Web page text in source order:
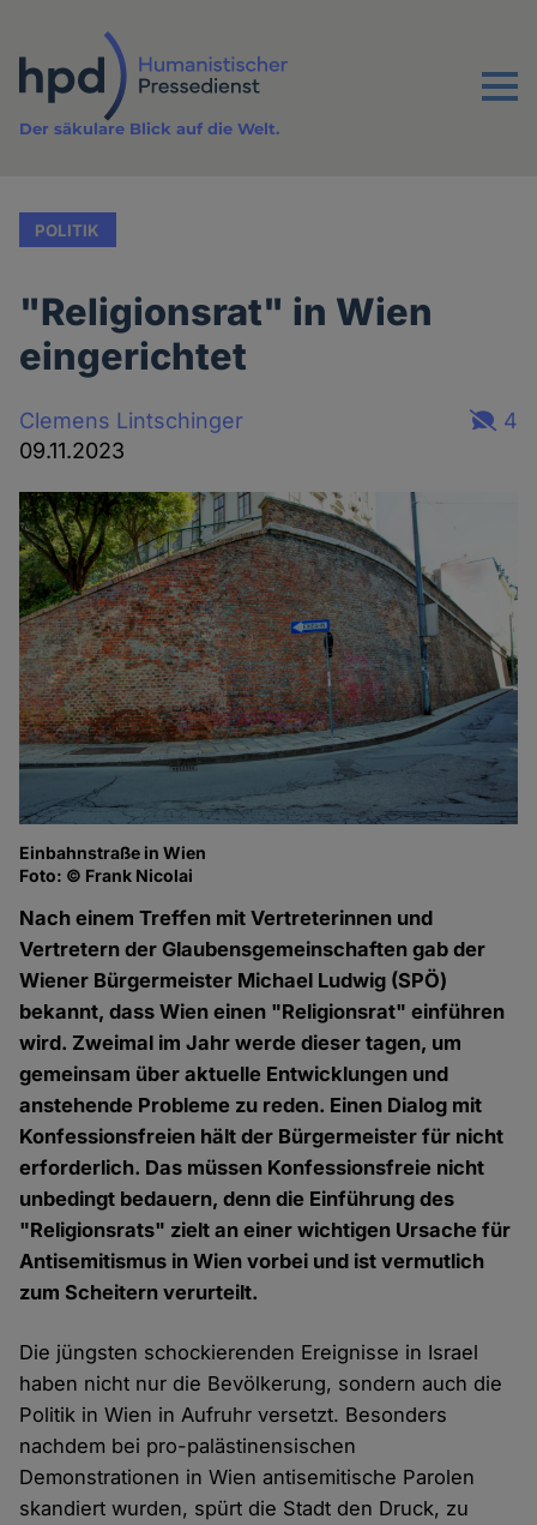
Inhalt
Menu
Der säkulare Blick auf die Welt.
POLITIK
"Religionsrat" in Wien
eingerichtet
Clemens Lintschinger
09.11.2023
4
Einbahnstraße in Wien
Foto: © Frank Nicolai
Nach einem Treffen mit Vertreterinnen und
Vertretern der Glaubensgemeinschaften gab der
Wiener Bürgermeister Michael Ludwig (SPÖ)
bekannt, dass Wien einen "Religionsrat" einführen
wird. Zweimal im Jahr werde dieser tagen, um
gemeinsam über aktuelle Entwicklungen und
anstehende Probleme zu reden. Einen Dialog mit
Konfessionsfreien hält der Bürgermeister für nicht
erforderlich. Das müssen Konfessionsfreie nicht
unbedingt bedauern, denn die Einführung des
"Religionsrats" zielt an einer wichtigen Ursache für
Antisemitismus in Wien vorbei und ist vermutlich
zum Scheitern verurteilt.
Die jüngsten schockierenden Ereignisse in Israel
haben nicht nur die Bevölkerung, sondern auch die
Politik in Wien in Aufruhr versetzt. Besonders
nachdem bei pro-palästinensischen
Demonstrationen in Wien antisemitische Parolen
skandiert wurden, spürt die Stadt den Druck, zu